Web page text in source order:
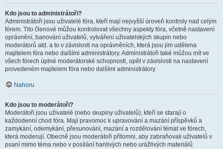
Kdo jsou to administrátoři?
Administrátoři jsou uživatelé fóra, kteří mají nejvyšší úroveň kontroly nad celým
fórem. Tito členové můžou kontrolovat všechny aspekty fóra, včetně nastavení
oprávnění, banování uživatelů, vytváření uživatelských skupin nebo
moderátorů atd. a to v závislosti na oprávněních, která jsou jim udělena
majitelem fóra nebo dalšími administrátory. Administrátoři také můžou mít ve
všech fórech úplné moderátorské schopnosti, opět v závislosti na nastavení
provedeném majitelem fóra nebo dalšími administrátory.
Nahoru
Kdo jsou to moderátoři?
Moderátoři jsou uživatelé (nebo skupiny uživatelů), kteří se starají o
každodenní chod fóra. Mají pravomoc k upravování a mazání příspěvků a
zamykání, odemykání, přesunování, mazání a rozdělování témat ve fórech,
která moderují. Obecně jsou moderátoři přítomni, aby zabraňovali uživatelů v
psaní mimo téma nebo v posílání hanlivých nebo urážlivých materiálů.